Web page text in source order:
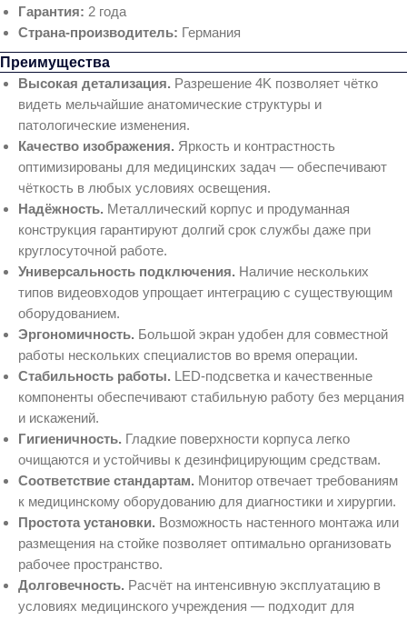
Гарантия: 2 года
Страна‑производитель: Германия
Преимущества
Высокая детализация. Разрешение 4K позволяет чётко
видеть мельчайшие анатомические структуры и
патологические изменения.
Качество изображения. Яркость и контрастность
оптимизированы для медицинских задач — обеспечивают
чёткость в любых условиях освещения.
Надёжность. Металлический корпус и продуманная
конструкция гарантируют долгий срок службы даже при
круглосуточной работе.
Универсальность подключения. Наличие нескольких
типов видеовходов упрощает интеграцию с существующим
оборудованием.
Эргономичность. Большой экран удобен для совместной
работы нескольких специалистов во время операции.
Стабильность работы. LED‑подсветка и качественные
компоненты обеспечивают стабильную работу без мерцания
и искажений.
Гигиеничность. Гладкие поверхности корпуса легко
очищаются и устойчивы к дезинфицирующим средствам.
Соответствие стандартам. Монитор отвечает требованиям
к медицинскому оборудованию для диагностики и хирургии.
Простота установки. Возможность настенного монтажа или
размещения на стойке позволяет оптимально организовать
рабочее пространство.
Долговечность. Расчёт на интенсивную эксплуатацию в
условиях медицинского учреждения — подходит для